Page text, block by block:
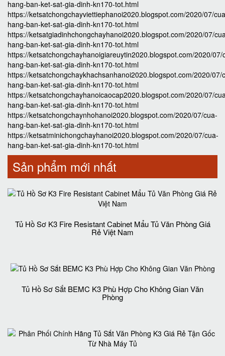
hang-ban-ket-sat-gia-dinh-kn170-tot.html
https://ketsatchongchayviettiephanoi2020.blogspot.com/2020/07/
hang-ban-ket-sat-gia-dinh-kn170-tot.html
https://ketsatgiadinhchongchayhanoi2020.blogspot.com/2020/07/
hang-ban-ket-sat-gia-dinh-kn170-tot.html
https://ketsatchongchayhanoigiareuytin2020.blogspot.com/2020/07/
hang-ban-ket-sat-gia-dinh-kn170-tot.html
https://ketsatchongchaykhachsanhanoi2020.blogspot.com/2020/07/
hang-ban-ket-sat-gia-dinh-kn170-tot.html
https://ketsatchongchayhanoicaocap2020.blogspot.com/2020/07/
hang-ban-ket-sat-gia-dinh-kn170-tot.html
https://ketsatchongchaynhohanoi2020.blogspot.com/2020/07/cua-
hang-ban-ket-sat-gia-dinh-kn170-tot.html
https://ketsatminichongchayhanoi2020.blogspot.com/2020/07/cua-
hang-ban-ket-sat-gia-dinh-kn170-tot.html
Sản phẩm mới nhất
Tủ Hồ Sơ K3 Fire Resistant Cabinet Mẩu Tủ Văn Phòng Giá
Rẻ Việt Nam
Tủ Hồ Sơ Sắt BEMC K3 Phù Hợp Cho Không Gian Văn
Phòng